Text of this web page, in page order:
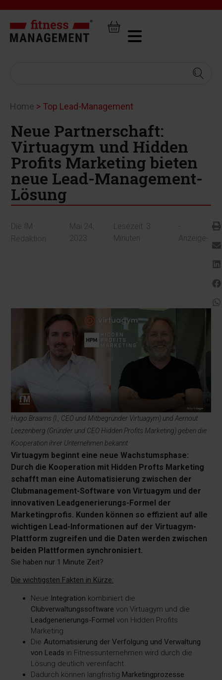
Home > Top Lead-Management
Neue Partnerschaft:
Virtuagym und Hidden
Profits Marketing bieten
neue Lead-Management-
Lösung
Die fM
Redaktion
Mai 24,
2023
Lesezeit: 3
Minuten
-
Anzeige-
Hugo Braams (l., CEO und Mitbegründer Virtuagym) und Aernout
Leezenberg (Gründer und CEO Hidden Profits Marketing) geben die
Kooperation ihrer Unternehmen bekannt
Virtuagym beginnt eine neue Wachstumsphase:
Durch die Kooperation mit Hidden Profts Marketing
schafft man eine Automatisierung zwischen der
Clubmanagement-Software von Virtuagym und der
innovativen Leadgenerierungs-Formel der
Marketingprofis. Kunden können so effizient auf alle
wichtigen Lead-Informationen auf der Virtuagym-
Plattform zugreifen und die Daten werden zwischen
beiden Plattformen synchronisiert.
Sie haben nur 1 Minute Zeit?
Die wichtigsten Fakten in Kürze:
Neue Integration kombiniert die
Clubverwaltungssoftware von Virtuagym und die
Leadgenerierungs-Formel von Hidden Profits
Marketing.
Die Automatisierung der Verfolgung und Verwaltung
von Leads in Fitnessunternehmen wird durch die
Lösung deutlich vereinfacht.
Dadurch können langfristig Marketingprozesse